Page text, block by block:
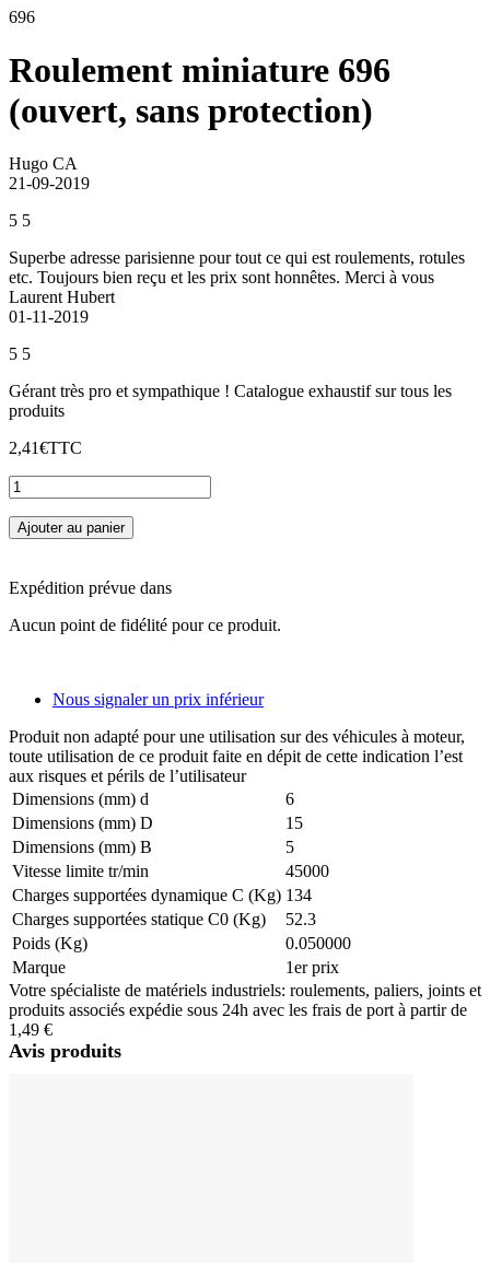
696
Roulement miniature 696
(ouvert, sans protection)
Hugo CA
21-09-2019
5 5
Superbe adresse parisienne pour tout ce qui est roulements, rotules
etc. Toujours bien reçu et les prix sont honnêtes. Merci à vous
Laurent Hubert
01-11-2019
5 5
Gérant très pro et sympathique ! Catalogue exhaustif sur tous les
produits
2,41€TTC
Ajouter au panier
Expédition prévue dans
Aucun point de fidélité pour ce produit.
Nous signaler un prix inférieur
Produit non adapté pour une utilisation sur des véhicules à moteur,
toute utilisation de ce produit faite en dépit de cette indication l’est
aux risques et périls de l’utilisateur
Dimensions (mm) d
6
Dimensions (mm) D
15
Dimensions (mm) B
5
Vitesse limite tr/min
45000
Charges supportées dynamique C (Kg) 134
Charges supportées statique C0 (Kg)
52.3
Poids (Kg)
0.050000
Marque
1er prix
Votre spécialiste de matériels industriels: roulements, paliers, joints et
produits associés expédie sous 24h avec les frais de port à partir de
1,49 €
Avis produits